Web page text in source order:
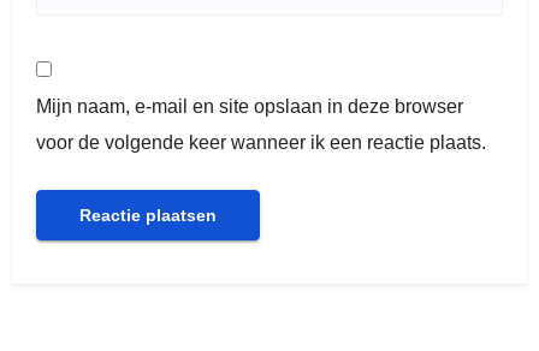
Mijn naam, e-mail en site opslaan in deze browser
voor de volgende keer wanneer ik een reactie plaats.